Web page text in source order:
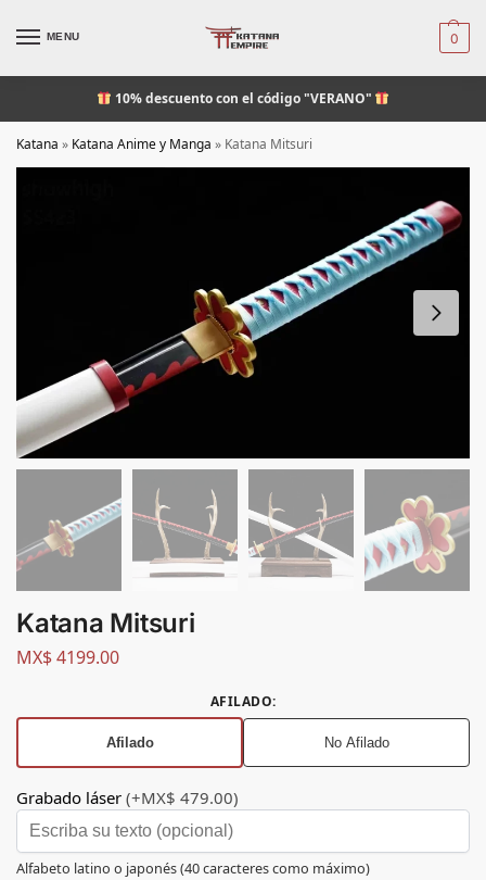
MENU 0
10% descuentocon el código "VERANO"
Katana » Katana Anime y Manga » Katana Mitsuri
Katana Mitsuri
MX$4199.00
AFILADO:
Afilado No Afilado
Grabado láser (+MX$ 479.00)
Alfabeto latino o japonés (40 caracteres como máximo)